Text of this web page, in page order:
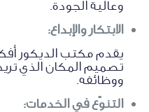
وعالية الجودة.
الابتكار والإبداع:
يقدم مكتب الديكور
تصميم المكان الذي
ووظائفه.
التنوّع في الخدمات: